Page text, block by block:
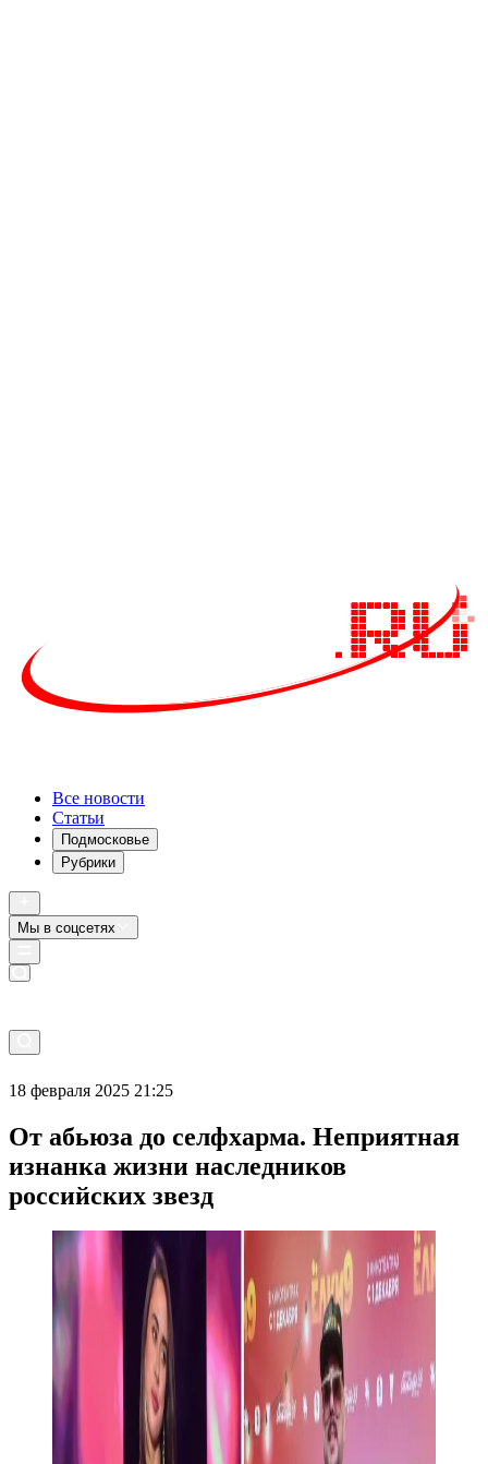
Все новости
Статьи
Подмосковье
Рубрики
Мы в соцсетях
18 февраля 2025 21:25
От абьюза до селфхарма. Неприятная
изнанка жизни наследников
российских звезд